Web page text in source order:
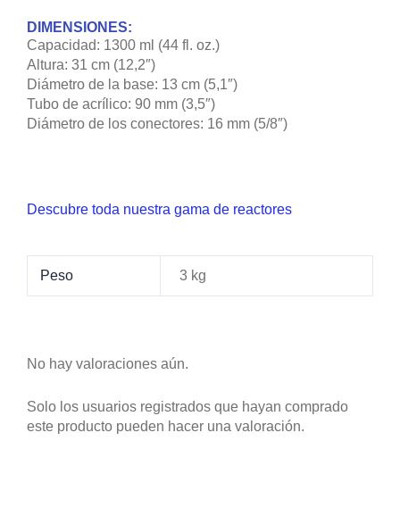
DIMENSIONES:
Capacidad: 1300 ml (44 fl. oz.)
Altura: 31 cm (12,2″)
Diámetro de la base: 13 cm (5,1″)
Tubo de acrílico: 90 mm (3,5″)
Diámetro de los conectores: 16 mm (5/8″)
Descubre toda nuestra gama de reactores
Peso 3 kg
No hay valoraciones aún.
Solo los usuarios registrados que hayan comprado
este producto pueden hacer una valoración.